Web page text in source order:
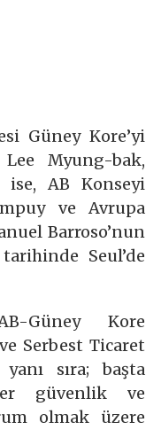
Güney Kore’yi
Myung-bak,
ise, AB Konseyi
ve Avrupa
Barroso’nun
Seul’de
Güney Kore
Serbest Ticaret
sıra; başta
güvenlik ve
olmak üzere